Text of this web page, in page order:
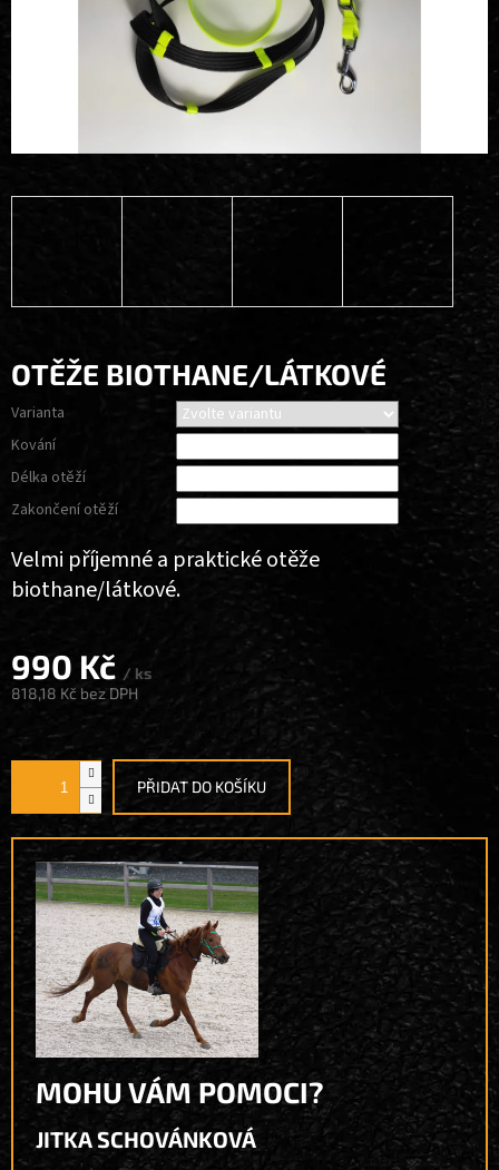
OTĚŽE BIOTHANE/LÁTKOVÉ
990 Kč / ks
818,18 Kč bez DPH
cena:
Varianta
Kování
Délka otěží
Zakončení otěží
PŘIDAT DO KOŠÍKU
MOHU VÁM POMOCI?
JITKA SCHOVÁNKOVÁ
Velmi příjemné a praktické otěže
biothane/látkové.